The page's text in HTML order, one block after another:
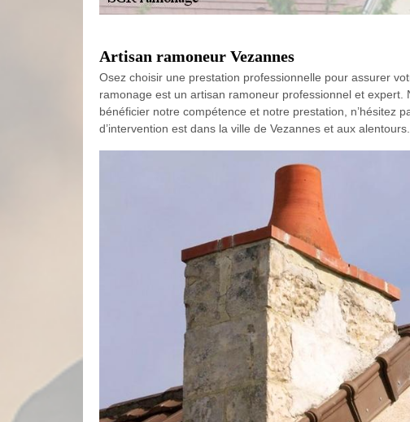
Artisan ramoneur Vezannes
Osez choisir une prestation professionnelle pour assurer
ramonage est un artisan ramoneur professionnel et
bénéficier notre compétence et notre prestation, n’hésitez
d’intervention est dans la ville de Vezannes et aux